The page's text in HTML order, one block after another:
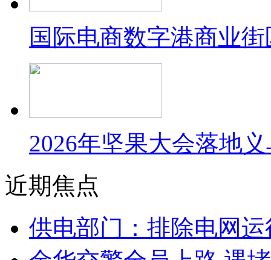
国际电商数字港商业
2026年坚果大会落地
近期焦点
供电部门：排除电网